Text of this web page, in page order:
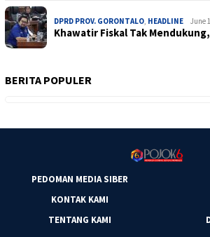
DPRD PROV. GORONTALO, HEADLINE June
Khawatir Fiskal Tak
BERITA POPULER
PEDOMAN MEDIA SIBER
KONTAK KAMI
TENTANG KAMI